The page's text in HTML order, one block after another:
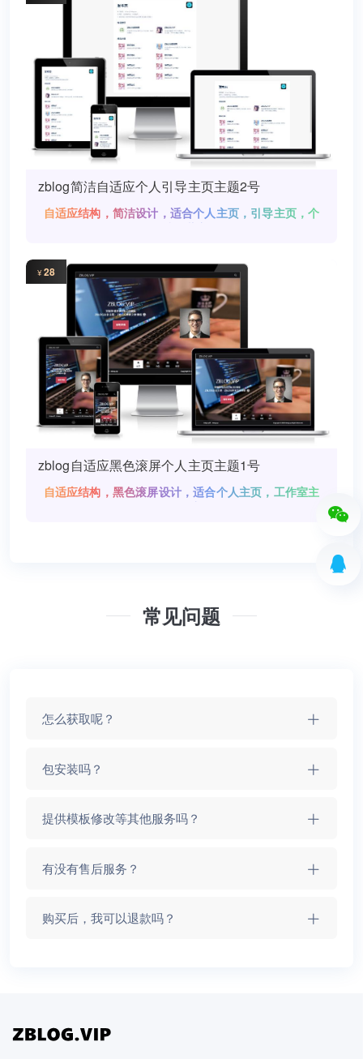
zblog简洁自适应个人引导主页主题2号
自适应结构，简洁设计，适合个人主页，引导主页，个
人网址收藏主页!
¥28
zblog自适应黑色滚屏个人主页主题1号
自适应结构，黑色滚屏设计，适合个人主页，工作室主
页，公司主页!
常见问题
怎么获取呢？
包安装吗？
提供模板修改等其他服务吗？
有没有售后服务？
购买后，我可以退款吗？